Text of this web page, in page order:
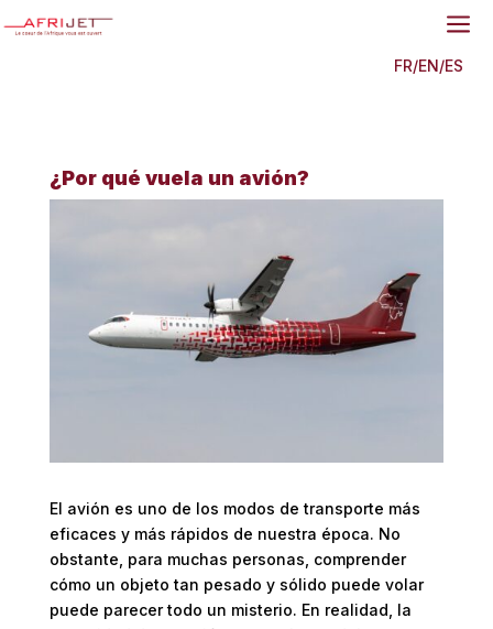
a
FR/EN/ES
¿Por qué vuela un avión?
El avión es uno de los modos de transporte más
eficaces y más rápidos de nuestra época. No
obstante, para muchas personas, comprender
cómo un objeto tan pesado y sólido puede volar
puede parecer todo un misterio. En realidad, la